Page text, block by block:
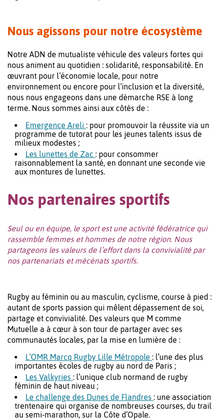
Nous agissons pour notre écosystème
Notre ADN de mutualiste véhicule des valeurs fortes qui
nous animent au quotidien : solidarité, responsabilité. En
œuvrant pour l’économie locale, pour notre
environnement ou encore pour l’inclusion et la diversité,
nous nous engageons dans une démarche RSE à long
terme. Nous sommes ainsi aux côtés de :
Emergence Areli : pour promouvoir la réussite via un
programme de tutorat pour les jeunes talents issus de
milieux modestes ;
Les lunettes de Zac : pour consommer
raisonnablement la santé, en donnant une seconde vie
aux montures de lunettes.
Nos partenaires sportifs
Seul ou en équipe, le sport est une activité fédératrice qui
rassemble femmes et hommes de notre région. Nous
partageons les valeurs de l’effort dans la convivialité par
nos partenariats et mécénats sportifs.
Rugby au féminin ou au masculin, cyclisme, course à pied :
autant de sports passion qui mêlent dépassement de soi,
partage et convivialité. Des valeurs que M comme
Mutuelle a à cœur à son tour de partager avec ses
communautés locales, par la mise en lumière de :
L’OMR Marcq Rugby Lille Métropole : l’une des plus
importantes écoles de rugby au nord de Paris ;
Les Valkyries : l’unique club normand de rugby
féminin de haut niveau ;
Le challenge des Dunes de Flandres : une association
trentenaire qui organise de nombreuses courses, du trail
au semi-marathon, sur la Côte d’Opale.